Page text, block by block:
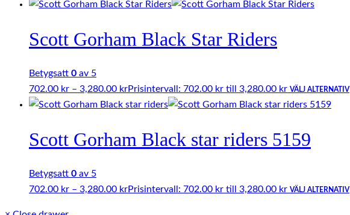
Scott Gorham Black Star Riders
Betygsatt 0 av 5
702.00 kr – 3,280.00 krPrisintervall: 702.00 kr till 3,280.00 kr VÄLJ ALTERNATIV
Scott Gorham Black star riders 5159
Betygsatt 0 av 5
702.00 kr – 3,280.00 krPrisintervall: 702.00 kr till 3,280.00 kr VÄLJ ALTERNATIV